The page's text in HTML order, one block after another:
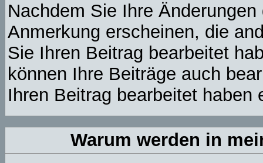
Nachdem Sie Ihre
Anmerkung erscheinen, die
Sie Ihren Beitrag bearbeitet
können Ihre Beiträge auch
Ihren Beitrag bearbeitet
Warum werden in